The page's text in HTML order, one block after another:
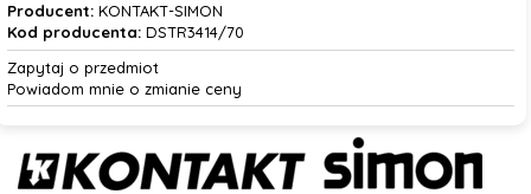
Producent:KONTAKT-SIMON
Kod producenta:DSTR3414/70
Zapytaj o przedmiot
Powiadom mnie o zmianie ceny